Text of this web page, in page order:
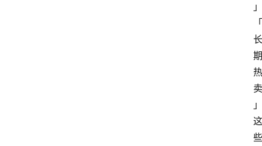
」
「
长
期
热
卖
」
这
些